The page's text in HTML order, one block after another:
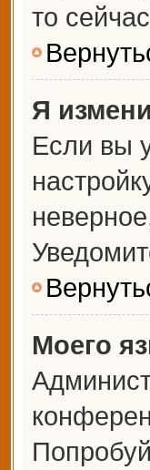
то
Я
Если вы
Моего